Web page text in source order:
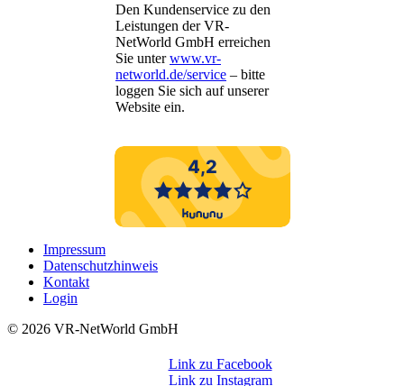
Den Kundenservice zu den
Leistungen der VR-
NetWorld GmbH erreichen
Sie unterwww.vr-
networld.de/service – bitte
loggen Sie sich auf unserer
Website ein.
Impressum
Datenschutzhinweis
Kontakt
Login
©️ 2026 VR-NetWorld GmbH
Link zu Facebook
Link zu Instagram